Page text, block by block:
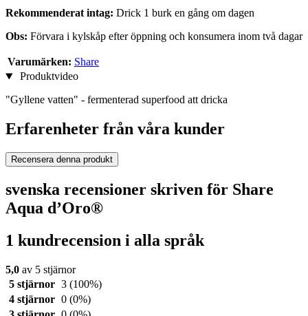
Rekommenderat intag: Drick 1 burk en gång om dagen
Obs: Förvara i kylskåp efter öppning och konsumera inom två dagar
Varumärken: Share
Produktvideo
"Gyllene vatten" - fermenterad superfood att dricka
Erfarenheter från våra kunder
Recensera denna produkt
svenska recensioner skriven för Share
Aqua d’Oro®
1 kundrecension i alla språk
5,0 av 5 stjärnor
5 stjärnor 3 (100%)
4 stjärnor 0 (0%)